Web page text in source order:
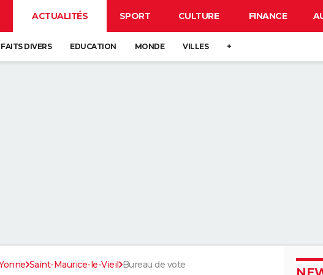
ACTUALITÉS SPORT CULTURE FINANCE
FAITS DIVERS EDUCATION MONDE VILLES +
Saint-Maurice-le-Vieil Bureau de vote